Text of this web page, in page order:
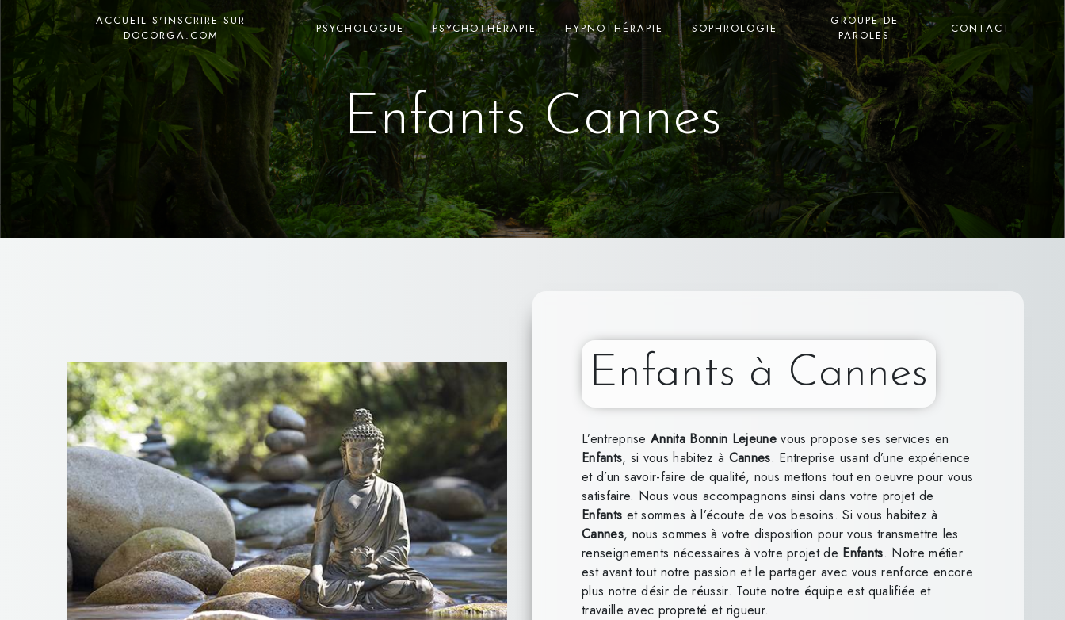
Panneau de gestion des cookies
ACCUEIL S'INSCRIRE SUR
DOCORGA.COM
PSYCHOLOGUE PSYCHOTHÉRAPIE HYPNOTHÉRAPIE SOPHROLOGIE
GROUPE DE
PAROLES
CONTACT
Enfants Cannes
Enfants à Cannes
L’entrepriseAnnita Bonnin Lejeunevous propose ses services en
Enfants, si vous habitez à Cannes. Entreprise usant d’une expérience
et d’un savoir-faire de qualité, nous mettons tout en oeuvre pour vous
satisfaire. Nous vous accompagnons ainsi dans votre projet de
Enfants et sommes à l’écoute de vos besoins. Si vous habitez à
Cannes, nous sommes à votre disposition pour vous transmettre les
renseignements nécessaires à votre projet de Enfants. Notre métier
est avant tout notre passion et le partager avec vous renforce encore
plus notre désir de réussir. Toute notre équipe est qualifiée et
travaille avec propreté et rigueur.